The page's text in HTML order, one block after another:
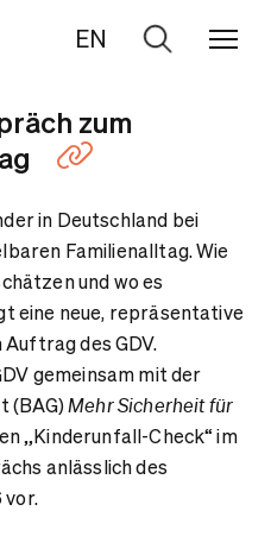
EN
Zur
zum
in Deutschland bei
Familienalltag. Wie
und wo es
eine neue, repräsentative
des GDV.
gemeinsam mit der
(BAG)Mehr Sicherheit für
„Kinderunfall-Check“ im
anlässlich des
vor.